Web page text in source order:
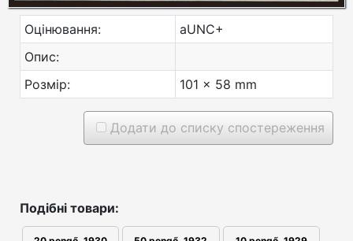
Оцінювання:
aUNC+
Опис:
Розмір:
101 x 58 mm
Додати до списку спостереження
Подібні товари: